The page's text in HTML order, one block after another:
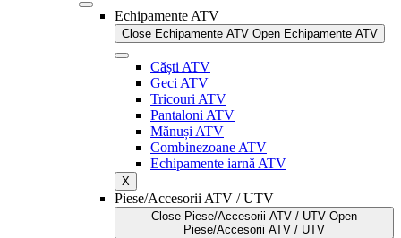
Echipamente ATV
Close Echipamente ATV Open Echipamente ATV
Căști ATV
Geci ATV
Tricouri ATV
Pantaloni ATV
Mănuși ATV
Combinezoane ATV
Echipamente iarnă ATV
X
Piese/Accesorii ATV / UTV
Close Piese/Accesorii ATV / UTV Open
Piese/Accesorii ATV / UTV